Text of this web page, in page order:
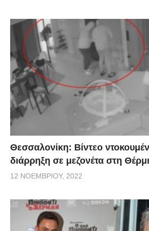
Θεσσαλονίκη: Βίντεο
διάρρηξη σε μεζονέτα στη
12 ΝΟΕΜΒΡΊΟΥ, 2022